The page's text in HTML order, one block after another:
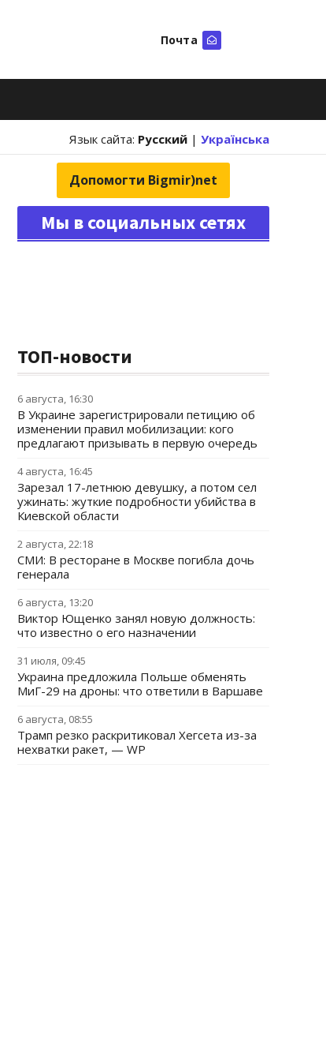
Почта
Язык сайта: Русский | Українська
Допомогти Bigmir)net
Мы в социальных сетях
ТОП-новости
6 августа, 16:30
В Украине зарегистрировали петицию об
изменении правил мобилизации: кого
предлагают призывать в первую очередь
4 августа, 16:45
Зарезал 17-летнюю девушку, а потом сел
ужинать: жуткие подробности убийства в
Киевской области
2 августа, 22:18
СМИ: В ресторане в Москве погибла дочь
генерала
6 августа, 13:20
Виктор Ющенко занял новую должность:
что известно о его назначении
31 июля, 09:45
Украина предложила Польше обменять
МиГ-29 на дроны: что ответили в Варшаве
6 августа, 08:55
Трамп резко раскритиковал Хегсета из-за
нехватки ракет, — WP